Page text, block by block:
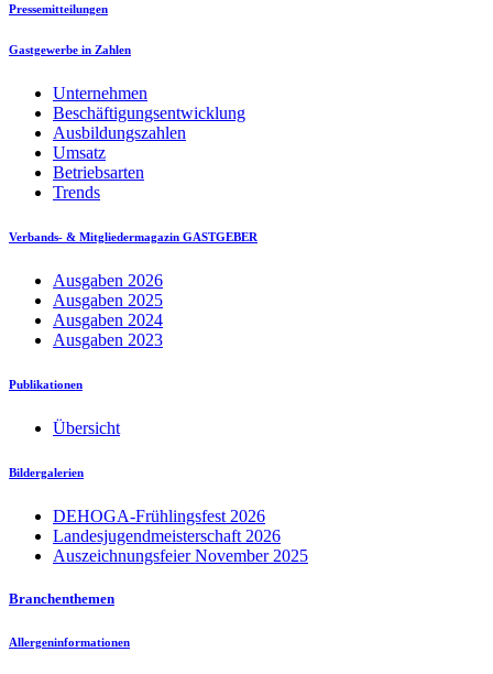
Pressemitteilungen
Gastgewerbe in Zahlen
Unternehmen
Beschäftigungsentwicklung
Ausbildungszahlen
Umsatz
Betriebsarten
Trends
Verbands- & Mitgliedermagazin GASTGEBER
Ausgaben 2026
Ausgaben 2025
Ausgaben 2024
Ausgaben 2023
Publikationen
Übersicht
Bildergalerien
DEHOGA-Frühlingsfest 2026
Landesjugendmeisterschaft 2026
Auszeichnungsfeier November 2025
Branchenthemen
Allergeninformationen